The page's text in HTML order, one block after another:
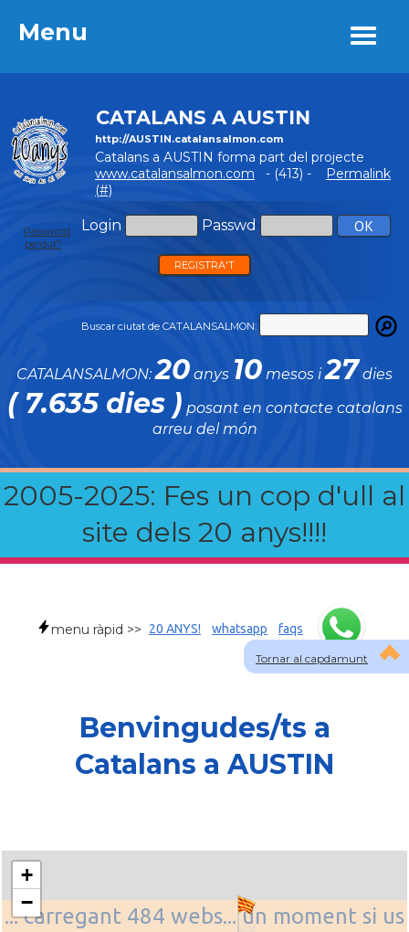
Menu
CATALANS A AUSTIN
http://AUSTIN.catalansalmon.com
Catalans a AUSTIN forma part del projecte
www.catalansalmon.com - (413) -
Permalink
(#)
Login Passwd
Password
perdut?
REGISTRA'T
Buscar ciutat de CATALANSALMON:
CATALANSALMON:20 anys 10 mesos i27 dies
( 7.635 dies ) posant en contacte catalans
arreu del món
2005-2025: Fes un cop d'ull al
site dels 20 anys!!!!
Menu
Tornar al capdamunt
menu ràpid >> 20 ANYS! whatsapp faqs
Benvingudes/ts a
Catalans a AUSTIN
... carregant 484 webs... un moment si us
+
−